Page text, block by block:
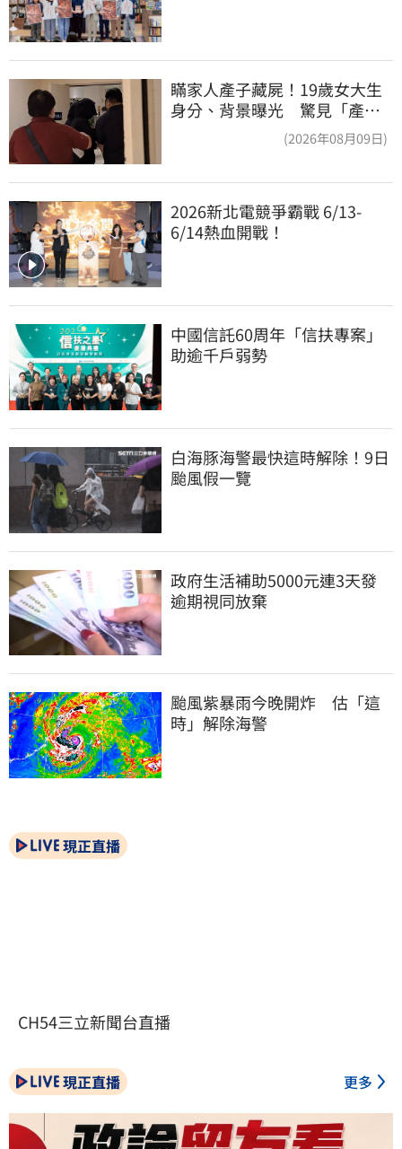
瞞家人產子藏屍！19歲女大生
身分、背景曝光 驚見「產檢
(2026年08月09日)
2026新北電競爭霸戰 6/13-
6/14熱血開戰！
中國信託60周年「信扶專案」
助逾千戶弱勢
白海豚海警最快這時解除！9日
颱風假一覽
政府生活補助5000元連3天發
逾期視同放棄
颱風紫暴雨今晚開炸　估「這
時」解除海警
現正直播
CH54三立新聞台直播
現正直播 更多